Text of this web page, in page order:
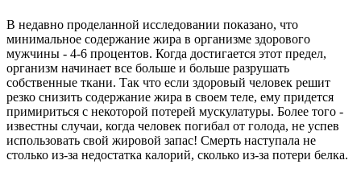
В недавно проделанной исследовании показано, что
минимальное содержание жира в организме здорового
мужчины - 4-6 процентов. Когда достигается этот предел,
организм начинает все больше и больше разрушать
собственные ткани. Так что если здоровый человек решит
резко снизить содержание жира в своем теле, ему придется
примириться с некоторой потерей мускулатуры. Более того -
известны случаи, когда человек погибал от голода, не успев
использовать свой жировой запас! Смерть наступала не
столько из-за недостатка калорий, сколько из-за потери белка.